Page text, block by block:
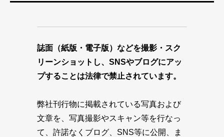
誌面（紙版・電子版）などを撮影・スク
リーンショットし、SNSやブログにアッ
プすることは法律で禁止されています。
弊社刊行物に掲載されている写真および
文章を、写真撮影やスキャン等を行なっ
て、許諾なくブログ、SNS等に公開、ま